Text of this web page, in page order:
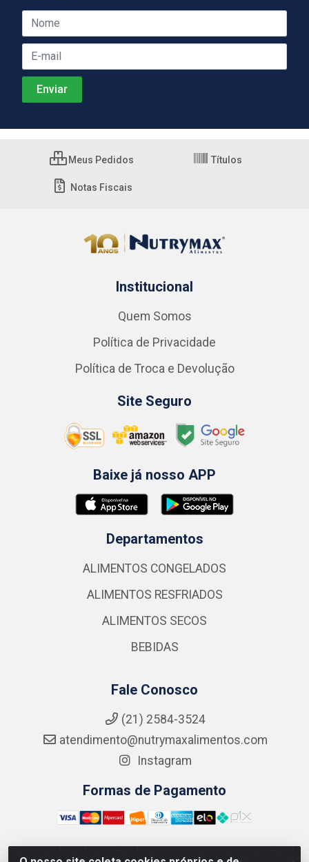
Meus Pedidos Títulos
Notas Fiscais
Institucional
Quem Somos
Política de Privacidade
Política de Troca e Devolução
Site Seguro
Baixe já nosso APP
Departamentos
ALIMENTOS CONGELADOS
ALIMENTOS RESFRIADOS
ALIMENTOS SECOS
BEBIDAS
Fale Conosco
(21) 2584-3524
atendimento@nutrymaxalimentos.com
Instagram
Formas de Pagamento